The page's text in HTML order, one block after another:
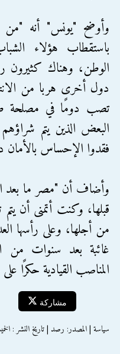
وأوضح "يونس" أنه
باستقطاب هؤلاء
الوطن، وهناك كثيرون
دول أخرى هربا من
تصب دومًا في مصلحة
البعض الذين يتم
فقدوا الإحساس
وأضاف أن "مصر ما بعد
قبلها، وكنت أتمنى أن
من أجلها، وعلى رأسها
غائبة بعد سنوات
المناصب القيادية حكرًا
مشاركة
سياسة | المصدر: رصد | تاريخ النشر : الخميس 24 ديسمبر